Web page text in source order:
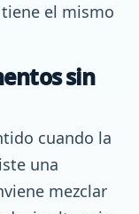
el mismo
sin
cuando la
una
mezclar